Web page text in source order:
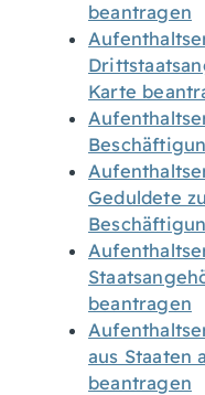
beantragen
Karte
Geduldete
beantragen
aus Staaten
beantragen